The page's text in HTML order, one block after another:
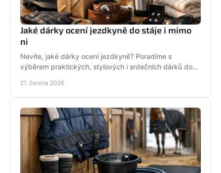
Jaké dárky ocení jezdkyně do stáje i mimo
ni
Nevíte, jaké dárky ocení jezdkyně? Poradíme s
výběrem praktických, stylových i srdečních dárků do
21. června 2026